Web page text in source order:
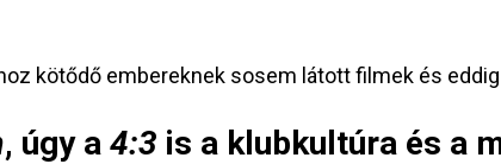
kötődő embereknek sosem látott filmek és
, úgy a 4:3 is a klubkultúra és a